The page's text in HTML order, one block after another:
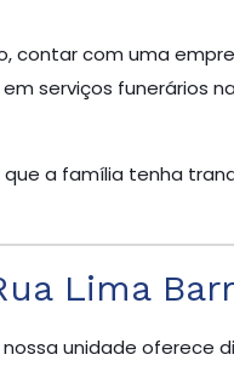
contar com uma
serviços funerários
a família tenha
Lima
unidade oferece